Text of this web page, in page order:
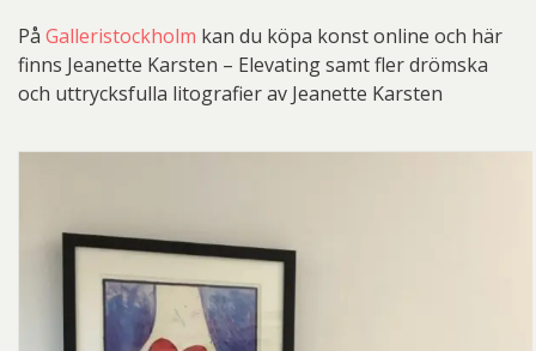
På Galleristockholm kan du köpa konst online och här
finns Jeanette Karsten – Elevating samt fler drömska
och uttrycksfulla litografier av Jeanette Karsten